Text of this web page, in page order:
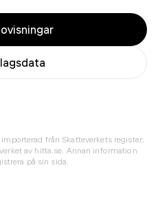
från Skatteverkets register,
av hitta.se. Annan information
på sin sida.